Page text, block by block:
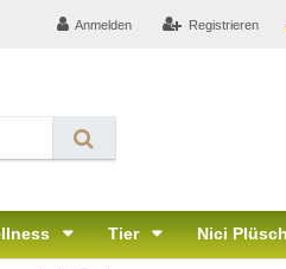
Anmelden Registrieren
Tier Nici